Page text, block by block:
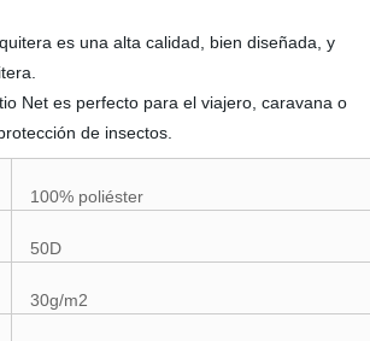
es una alta calidad, bien diseñada, y
Net es perfecto para el viajero, caravana o
de insectos.
100% poliéster
50D
30g/m2